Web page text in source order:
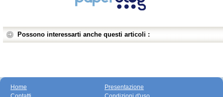
Possono interessarti anche questi articoli :
Home
Presentazione